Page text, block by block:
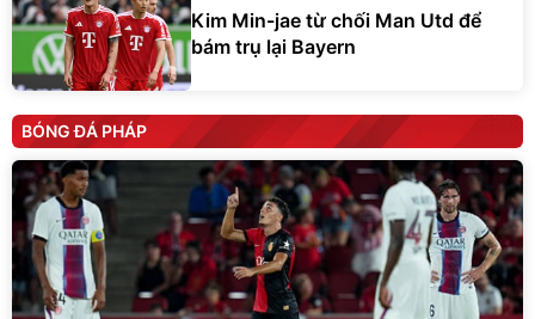
Kim Min-jae từ chối Man Utd để
bám trụ lại Bayern
BÓNG ĐÁ PHÁP